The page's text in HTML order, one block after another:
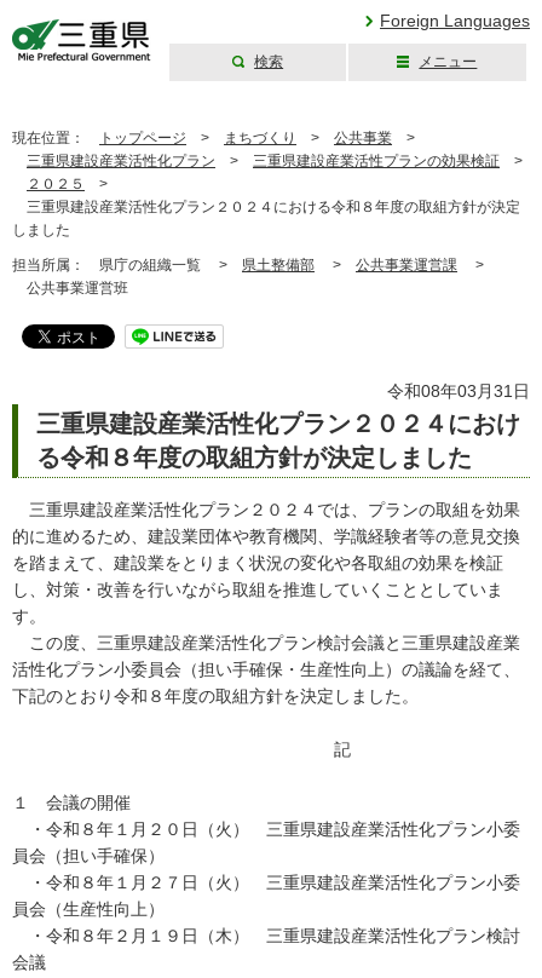
Foreign Languages
検索 メニュー
現在位置： トップページ > まちづくり > 公共事業 >
三重県建設産業活性化プラン > 三重県建設産業活性プランの効果検証 >
２０２５
>
三重県建設産業活性化プラン２０２４における令和８年度の取組方針が決定
しました
担当所属： 県庁の組織一覧 > 県土整備部 > 公共事業運営課 >
公共事業運営班
令和08年03月31日
三重県建設産業活性化プラン２０２４におけ
る令和８年度の取組方針が決定しました
三重県建設産業活性化プラン２０２４では、プランの取組を効果
的に進めるため、建設業団体や教育機関、学識経験者等の意見交換
を踏まえて、建設業をとりまく状況の変化や各取組の効果を検証
し、対策・改善を行いながら取組を推進していくこととしていま
す。
この度、三重県建設産業活性化プラン検討会議と三重県建設産業
活性化プラン小委員会（担い手確保・生産性向上）の議論を経て、
下記のとおり令和８年度の取組方針を決定しました。
記
１ 会議の開催
・令和８年１月２０日（火） 三重県建設産業活性化プラン小委
員会（担い手確保）
・令和８年１月２７日（火） 三重県建設産業活性化プラン小委
員会（生産性向上）
・令和８年２月１９日（木） 三重県建設産業活性化プラン検討
会議